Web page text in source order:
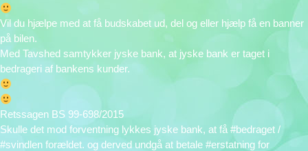
Vil du hjælpe med at få budskabet ud, del og eller hjælp få en banner
på bilen.
Med Tavshed samtykker jyske bank, at jyske bank er taget i
bedrageri af bankens kunder.
Retssagen BS 99-698/2015
Skulle det mod forventning lykkes jyske bank, at få #bedraget /
#svindlen forældet. og derved undgå at betale #erstatning for